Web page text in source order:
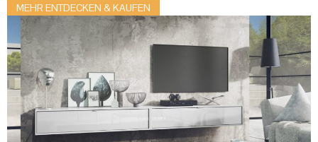
MEHR ENTDECKEN & KAUFEN